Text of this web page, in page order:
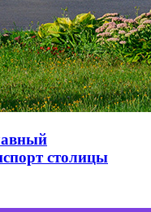
столицы